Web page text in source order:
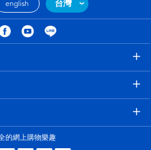
english 台灣
的網上購物樂趣